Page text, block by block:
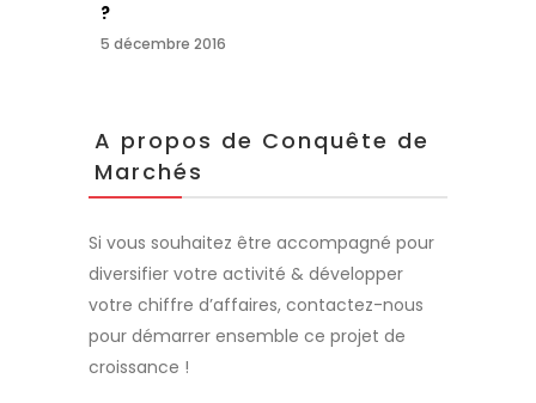
?
5 décembre 2016
A propos de Conquête de
Marchés
Si vous souhaitez être accompagné pour
diversifier votre activité & développer
votre chiffre d’affaires, contactez-nous
pour démarrer ensemble ce projet de
croissance !